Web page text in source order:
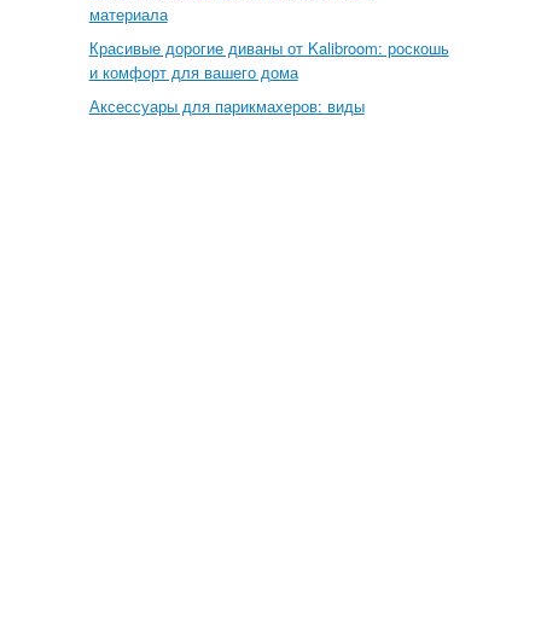
материала
Красивые дорогие диваны от Kalibroom: роскошь
и комфорт для вашего дома
Аксессуары для парикмахеров: виды